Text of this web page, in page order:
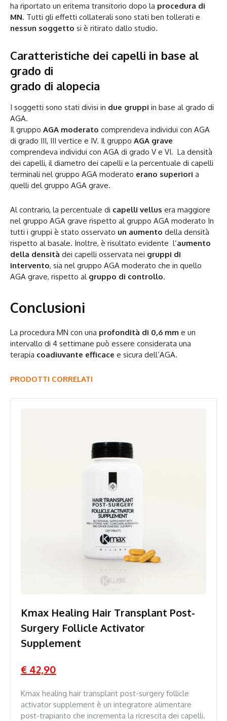
ha riportato un eritema transitorio dopo la procedura di
MN. Tutti gli effetti collaterali sono stati ben tollerati e
nessun soggetto si è ritirato dallo studio.
Caratteristiche dei capelli in base al
grado di
grado di alopecia
I soggetti sono stati divisi in due gruppi in base al grado di
AGA.
Il gruppo AGA moderato comprendeva individui con AGA
di grado III, III vertice e IV. Il gruppo AGA grave
comprendeva individui con AGA di grado V e VI. La densità
dei capelli, il diametro dei capelli e la percentuale di capelli
terminali nel gruppo AGA moderato erano superiori a
quelli del gruppo AGA grave.
Al contrario, la percentuale di capelli vellus era maggiore
nel gruppo AGA grave rispetto al gruppo AGA moderato In
tutti i gruppi è stato osservato un aumento della densità
rispetto al basale. Inoltre, è risultato evidente l’aumento
della densità dei capelli osservata nei gruppi di
intervento, sia nel gruppo AGA moderato che in quello
AGA grave, rispetto al gruppo di controllo.
Conclusioni
La procedura MN con una profondità di 0,6 mm e un
intervallo di 4 settimane può essere considerata una
terapia coadiuvante efficace e sicura dell’AGA.
PRODOTTI CORRELATI
Kmax Healing Hair Transplant Post-
Surgery Follicle Activator
Supplement
€ 42,90
Kmax healing hair transplant post-surgery follicle
activator supplement è un integratore alimentare
post-trapianto che incrementa la ricrescita dei capelli.